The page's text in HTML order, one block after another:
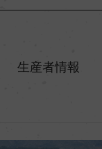
生産者情報